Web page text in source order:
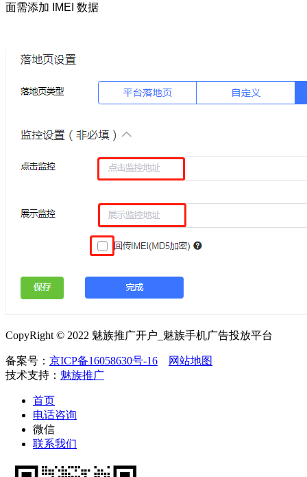
面需添加 IMEI 数据
CopyRight © 2022 魅族推广开户_魅族手机广告投放平台
备案号： 京ICP备16058630号-16
网站地图
技术支持： 魅族推广
首页
电话咨询
微信
联系我们